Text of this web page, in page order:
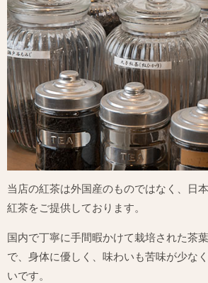
当店の紅茶は外国産のものではなく、
日
紅茶をご提供しております。
国内で丁寧に手間暇かけて栽培された茶
で、身体に優しく、味わいも苦味が少な
いです。